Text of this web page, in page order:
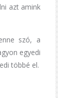
azt amink
szó, a
egyedi
többé el.